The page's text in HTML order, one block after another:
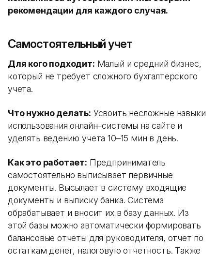
рекомендации для каждого случая.
Самостоятельный учет
Для кого подходит: Малый и средний бизнес,
который не требует сложного бухгалтерского
учета.
Что нужно делать: Усвоить несложные навыки
использования онлайн–системы на сайте и
уделять ведению учета 10–15 мин в день.
Как это работает: Предприниматель
самостоятельно выписывает первичные
документы. Высылает в систему входящие
документы и выписку банка. Система
обрабатывает и вносит их в базу данных. Из
этой базы можно автоматически формировать
балансовые отчеты для руководителя, отчет по
остаткам денег, налоговую отчетность. Также